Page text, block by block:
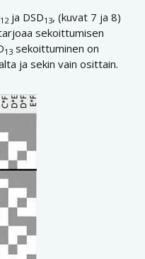
12 ja DSD13, (kuvat 7 ja 8)
sekoittumisen
13 sekoittuminen on
ja sekin vain osittain.